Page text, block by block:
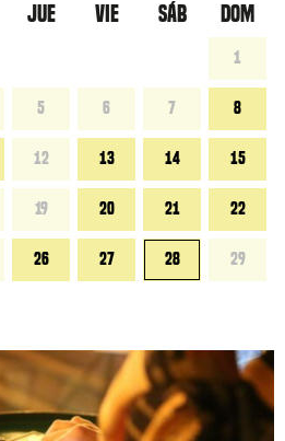
JUE VIE SÁB DOM
1
5 6 7 8
12 13 14 15
19 20 21 22
26 27 28 29